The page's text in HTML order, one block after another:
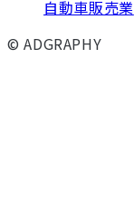
自動車販売業
© ADGRAPHY